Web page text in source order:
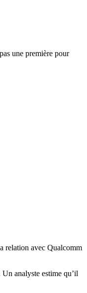
une première pour
relation avec Qualcomm
analyste estime qu’il